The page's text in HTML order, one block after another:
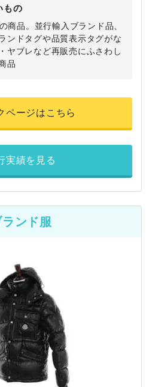
もの
商品。並行輸入ブランド品、
ンドタグや品質表示タグがな
ヤブレなど再販売にふさわし
品
ページはこちら
実績を見る
ランド服